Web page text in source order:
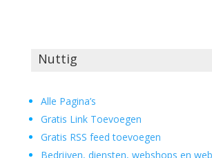
Nuttig
Alle Pagina’s
Gratis Link Toevoegen
Gratis RSS feed toevoegen
Bedrijven, diensten, webshops en